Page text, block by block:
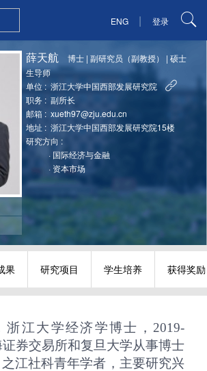
ENG | 登录
薛天航 博士 |副研究员（副教授） |硕士
生导师
单位 : 浙江大学中国西部发展研究院
职务 : 副所长
邮箱 : xueth97@zju.edu.cn
地址 : 浙江大学中国西部发展研究院15楼
研究方向 :
· 国际经济与金融
· 资本市场
果 研究项目 学生培养 获得奖励
浙江大学经济学博士， 2019-
券交易所和复旦大学从事博士
江社科青年学者，主要研究兴